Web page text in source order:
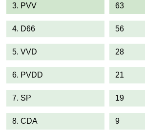
3. PVV 63
4. D66 56
5. VVD 28
6. PVDD 21
7. SP 19
8. CDA 9